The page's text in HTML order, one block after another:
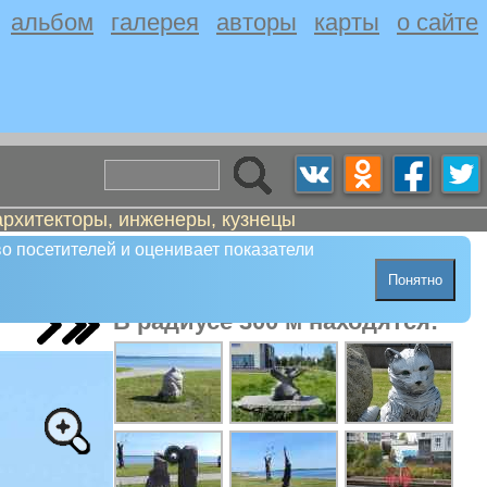
альбом галерея авторы карты о сайте
инженеры, кузнецы
и оценивает показатели
Понятно
В радиусе 300 м находятся: